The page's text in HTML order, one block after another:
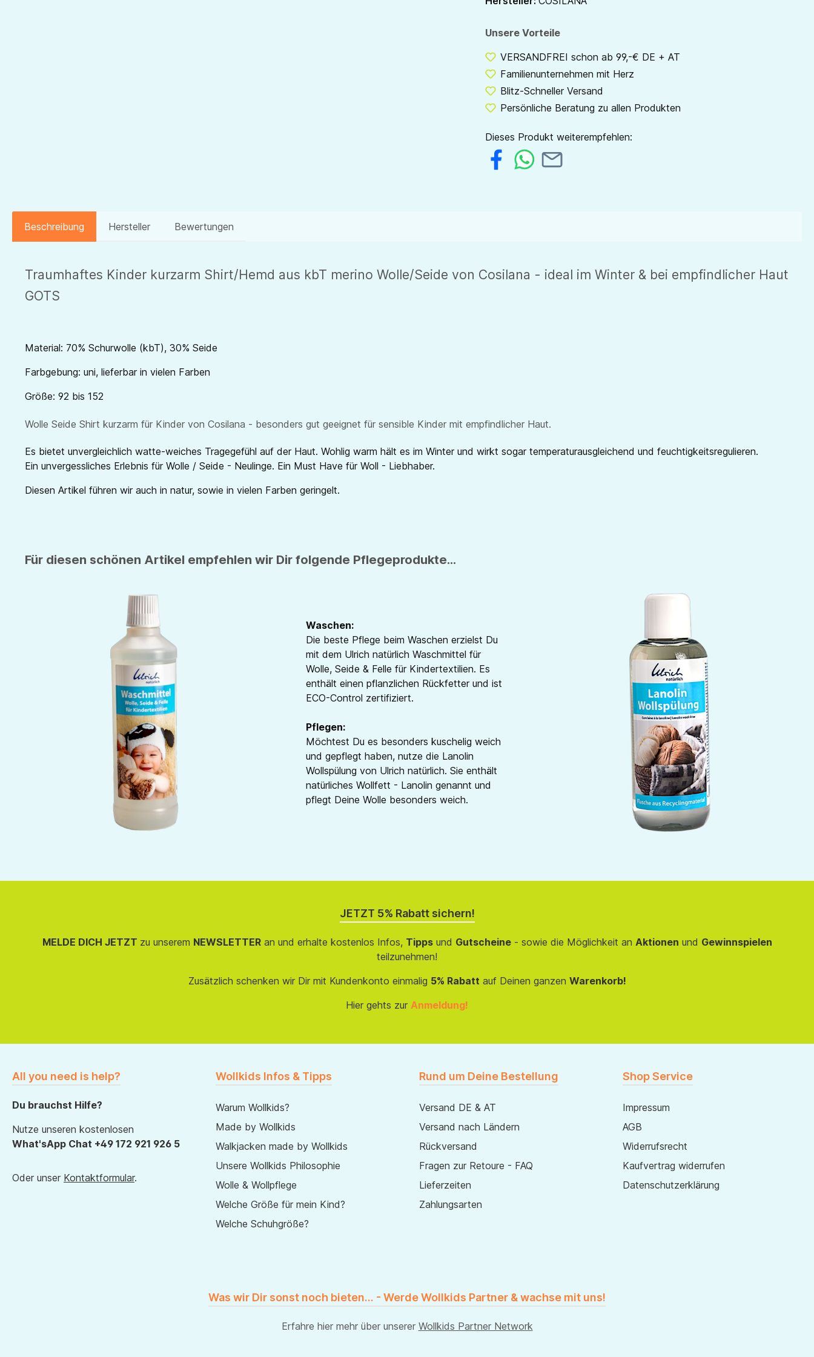
Unsere Vorteile
VERSANDFREI schon ab 99,-€ DE + AT
Familienunternehmen mit Herz
Blitz-Schneller Versand
Persönliche Beratung zu allen Produkten
Dieses Produkt weiterempfehlen:
Beschreibung Hersteller Bewertungen
Traumhaftes Kinder kurzarm Shirt/Hemd aus kbT merino Wolle/Seide von Cosilana - ideal im Winter & bei empfindlicher Haut
GOTS
Material: 70% Schurwolle (kbT), 30% Seide
Farbgebung: uni, lieferbar in vielen Farben
Größe: 92 bis 152
Wolle Seide Shirt kurzarm für Kinder von Cosilana - besonders gut geeignet für sensible Kinder mit empfindlicher Haut.
Es bietet unvergleichlich watte-weiches Tragegefühl auf der Haut. Wohlig warm hält es im Winter und wirkt sogar temperaturausgleichend und feuchtigkeitsregulieren.
Ein unvergessliches Erlebnis für Wolle / Seide - Neulinge. Ein Must Have für Woll - Liebhaber.
Diesen Artikel führen wir auch in natur, sowie in vielen Farben geringelt.
Für diesen schönen Artikel empfehlen wir Dir folgende Pflegeprodukte...
Waschen:
Die beste Pflege beim Waschen erzielst Du
mit dem Ulrich natürlich Waschmittel für
Wolle, Seide & Felle für Kindertextilien. Es
enthält einen pflanzlichen Rückfetter und ist
ECO-Control zertifiziert.
Pflegen:
Möchtest Du es besonders kuschelig weich
und gepflegt haben, nutze die Lanolin
Wollspülung von Ulrich natürlich. Sie enthält
natürliches Wollfett - Lanolin genannt und
pflegt Deine Wolle besonders weich.
JETZT 5% Rabatt sichern!
MELDE DICH JETZT zu unserem NEWSLETTERan und erhalte kostenlos Infos, Tippsund Gutscheine- sowie die Möglichkeit an Aktionen und Gewinnspielen
teilzunehmen!
Zusätzlich schenken wir Dir mit Kundenkonto einmalig 5% Rabatt auf Deinen ganzen Warenkorb!
Hier gehts zur Anmeldung!
All you need is help?
Du brauchst Hilfe?
Nutze unseren kostenlosen
What'sApp Chat +49 172 921 926 5
Oder unser Kontaktformular.
Wollkids Infos & Tipps
Warum Wollkids?
Made by Wollkids
Walkjacken made by Wollkids
Unsere Wollkids Philosophie
Wolle & Wollpflege
Welche Größe für mein Kind?
Welche Schuhgröße?
Rund um Deine Bestellung
Versand DE & AT
Versand nach Ländern
Rückversand
Fragen zur Retoure - FAQ
Lieferzeiten
Zahlungsarten
Shop Service
Impressum
AGB
Widerrufsrecht
Kaufvertrag widerrufen
Datenschutzerklärung
Was wir Dir sonst noch bieten... - Werde Wollkids Partner & wachse mit uns!
Erfahre hier mehr über unserer Wollkids Partner Network